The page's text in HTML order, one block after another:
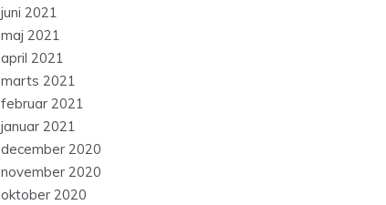
juni 2021
maj 2021
april 2021
marts 2021
februar 2021
januar 2021
december 2020
november 2020
oktober 2020